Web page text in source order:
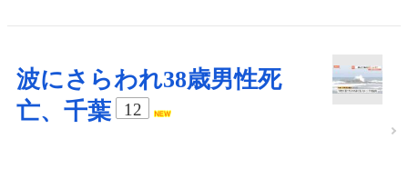
波にさらわれ38歳男性死
亡、千葉
12